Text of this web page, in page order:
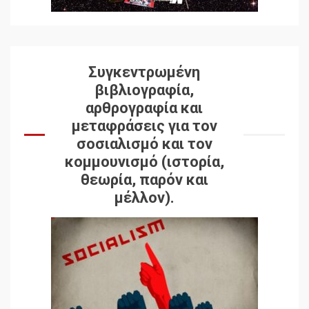
Συγκεντρωμένη
βιβλιογραφία,
αρθρογραφία και
μεταφράσεις για τον
σοσιαλισμό και τον
κομμουνισμό (ιστορία,
θεωρία, παρόν και
μέλλον).
Δωρεάν βιβλίο από το
Documento: Η μεγάλη
ληστεία και ο έλεγχος των
λαών